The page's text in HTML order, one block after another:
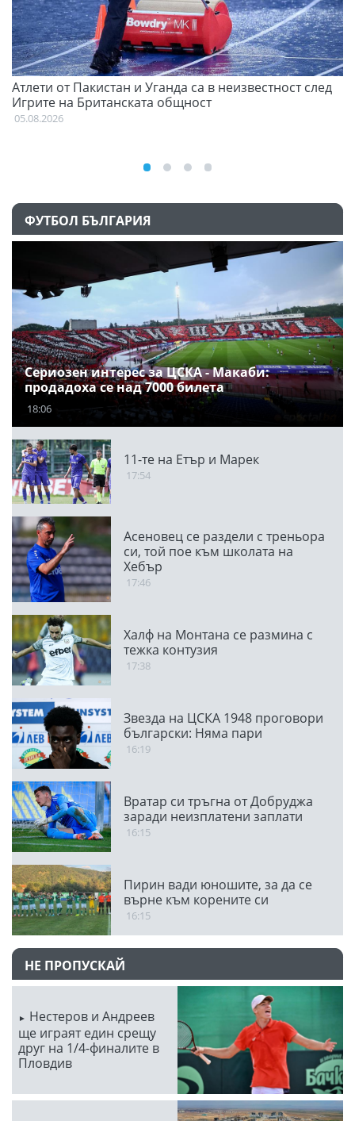
Атлети от Пакистан и Уганда са в неизвестност след
Игрите на Британската общност
05.08.2026
ФУТБОЛ БЪЛГАРИЯ
Сериозен интерес за ЦСКА - Макаби:
продадоха се над 7000 билета
18:06
11-те на Етър и Марек
17:54
Асеновец се раздели с треньора
си, той пое към школата на
Хебър
17:46
Халф на Монтана се размина с
тежка контузия
17:38
Звезда на ЦСКА 1948 проговори
български: Няма пари
16:19
Вратар си тръгна от Добруджа
заради неизплатени заплати
16:15
Пирин вади юношите, за да се
върне към корените си
16:15
НЕ ПРОПУСКАЙ
Нестеров и Андреев
ще играят един срещу
друг на 1/4-финалите в
Пловдив